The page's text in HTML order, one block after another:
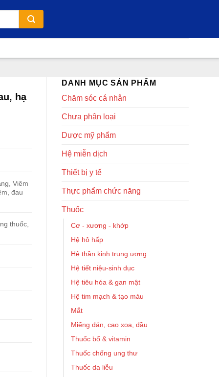
DANH MỤC SẢN PHẨM
Chăm sóc cá nhân
Chưa phân loại
Dược mỹ phẩm
Hệ miễn dịch
Thiết bị y tế
Thực phẩm chức năng
Thuốc
Cơ - xương - khớp
Hệ hô hấp
Hệ thần kinh trung ương
Hệ tiết niệu-sinh dục
Hệ tiêu hóa & gan mật
Hệ tim mạch & tạo máu
Mắt
Miếng dán, cao xoa, dầu
Thuốc bổ & vitamin
Thuốc chống ung thư
Thuốc da liễu
hạ
Viêm
đau
thuốc,